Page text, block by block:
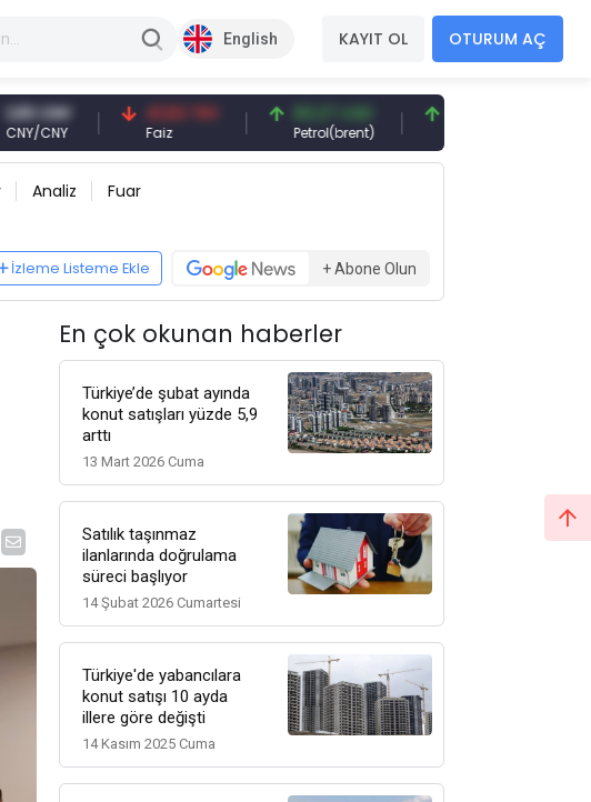
English KAYIT OL OTURUM AÇ
41,53 TRY
Faiz
83,27 USD
Petrol(brent)
6,74 USD
Bakır(lb)
Analiz Fuar
İzleme Listeme Ekle + Abone Olun
En çok okunan haberler
Türkiye’de şubat ayında
konut satışları yüzde 5,9
arttı
13 Mart 2026 Cuma
Satılık taşınmaz
ilanlarında doğrulama
süreci başlıyor
14 Şubat 2026 Cumartesi
Türkiye'de yabancılara
konut satışı 10 ayda
illere göre değişti
14 Kasım 2025 Cuma